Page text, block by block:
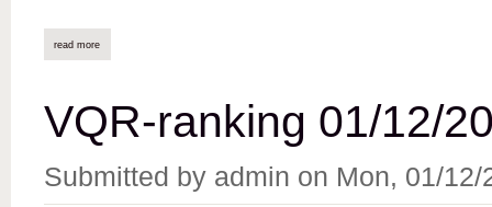
read more
VQR-ranking 01/12/
Submitted by admin on Mon, 01/12/